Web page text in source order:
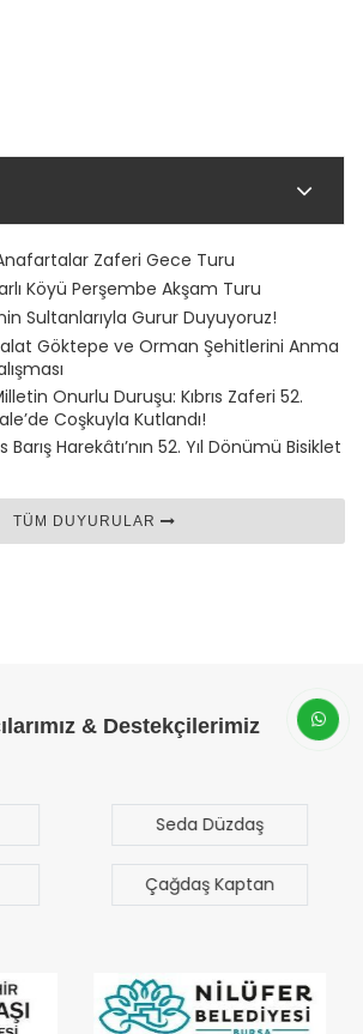
Anafartalar Zaferi Gece Turu
Köyü Perşembe Akşam Turu
Sultanlarıyla Gurur Duyuyoruz!
Göktepe ve Orman Şehitlerini Anma
Onurlu Duruşu: Kıbrıs Zaferi 52.
’de Coşkuyla Kutlandı!
Barış Harekâtı’nın 52. Yıl Dönümü Bisiklet
TÜM DUYURULAR
& Destekçilerimiz
Mehmet Mert
Sezgen
Bilal Türk